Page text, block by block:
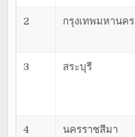
2 กรุงเทพมหานคร
3 สระบุรี
4 นครราชสีมา